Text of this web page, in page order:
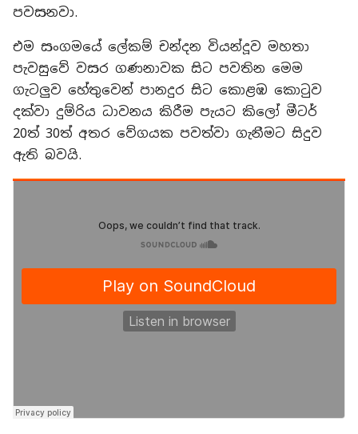
පවසනවා.
එම සංගමයේ ලේකම් චන්දන වියන්දූව මහතා
පැවසුවේ වසර ගණනාවක සිට පවතින මෙම
ගැටලුව හේතුවෙන් පානදුර සිට කොළඹ කොටුව
දක්වා දුම්රිය ධාවනය කිරීම පැයට කිලෝ මීටර්
20ත් 30ත් අතර වේගයක පවත්වා ගැනීමට සිදුව
ඇති බවයි.